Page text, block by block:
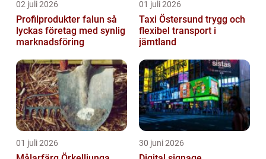
02 juli 2026
Profilprodukter falun så
lyckas företag med synlig
marknadsföring
01 juli 2026
Taxi Östersund trygg och
flexibel transport i
jämtland
01 juli 2026 30 juni 2026